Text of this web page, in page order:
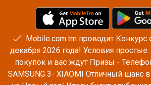
Mobile.com.tm проводит Конкурс
декабря 2026 года! Условия
покупок и вас ждут Призы -
SAMSUNG 3- XIAOMI Отличный шанс